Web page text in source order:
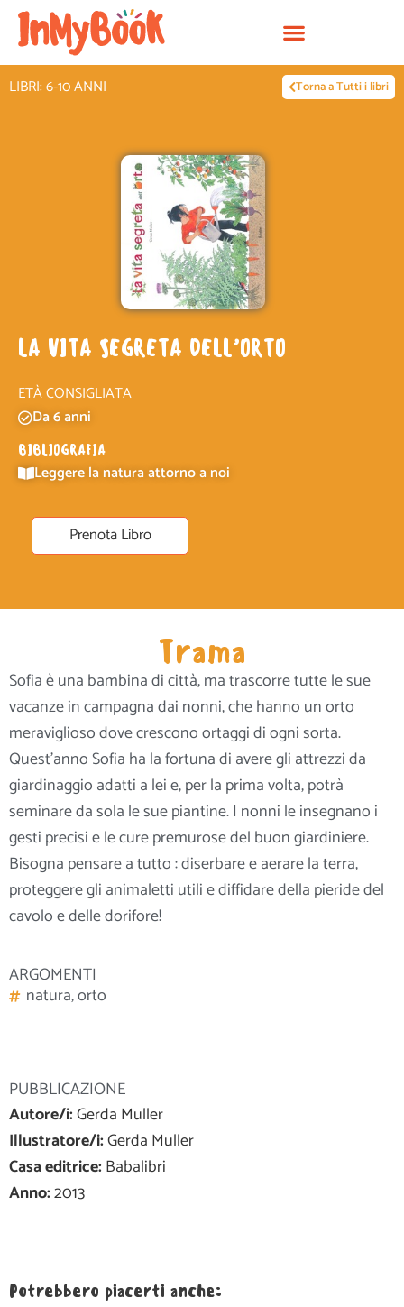
Vai
contenuto
LIBRI: 6-10 ANNI Torna a Tutti i libri
LA VITA SEGRETA DELL’ORTO
ETÀ CONSIGLIATA
Da 6 anni
BIBLIOGRAFIA
Leggere la natura attorno a noi
Prenota Libro
PUBBLICAZIONE
Autore/i:Gerda Muller
Illustratore/i:Gerda Muller
Casa editrice:Babalibri
Anno:2013
Trama
Sofia è una bambina di città, ma trascorre tutte le sue
vacanze in campagna dai nonni, che hanno un orto
meraviglioso dove crescono ortaggi di ogni sorta.
Quest’anno Sofia ha la fortuna di avere gli attrezzi da
giardinaggio adatti a lei e, per la prima volta, potrà
seminare da sola le sue piantine. I nonni le insegnano i
gesti precisi e le cure premurose del buon giardiniere.
Bisogna pensare a tutto : diserbare e aerare la terra,
proteggere gli animaletti utili ediffidare della pieride del
cavolo e delle dorifore!
ARGOMENTI
natura,orto
Potrebbero piacerti anche: